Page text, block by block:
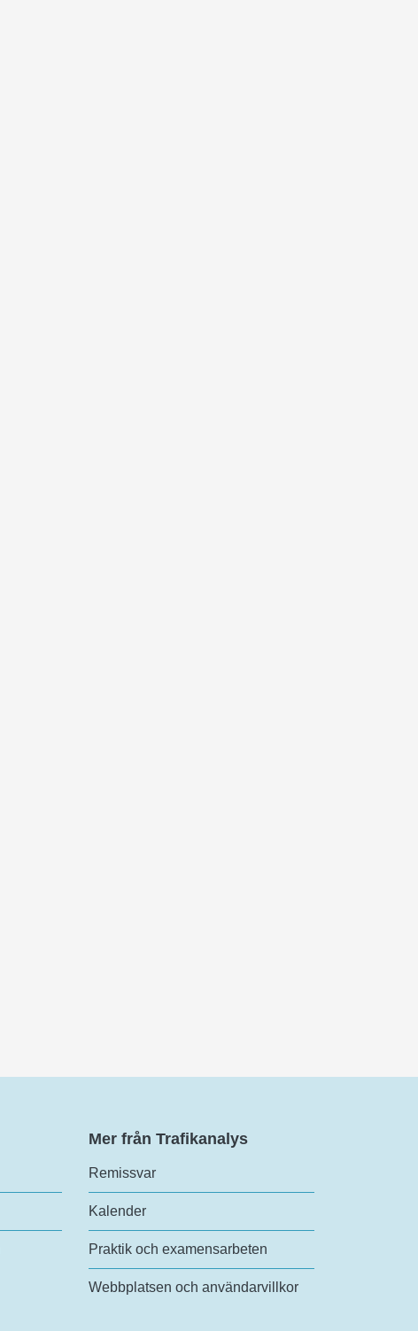
Mer från Trafikanalys
Remissvar
Kalender
Praktik och examensarbeten
Webbplatsen och användarvillkor